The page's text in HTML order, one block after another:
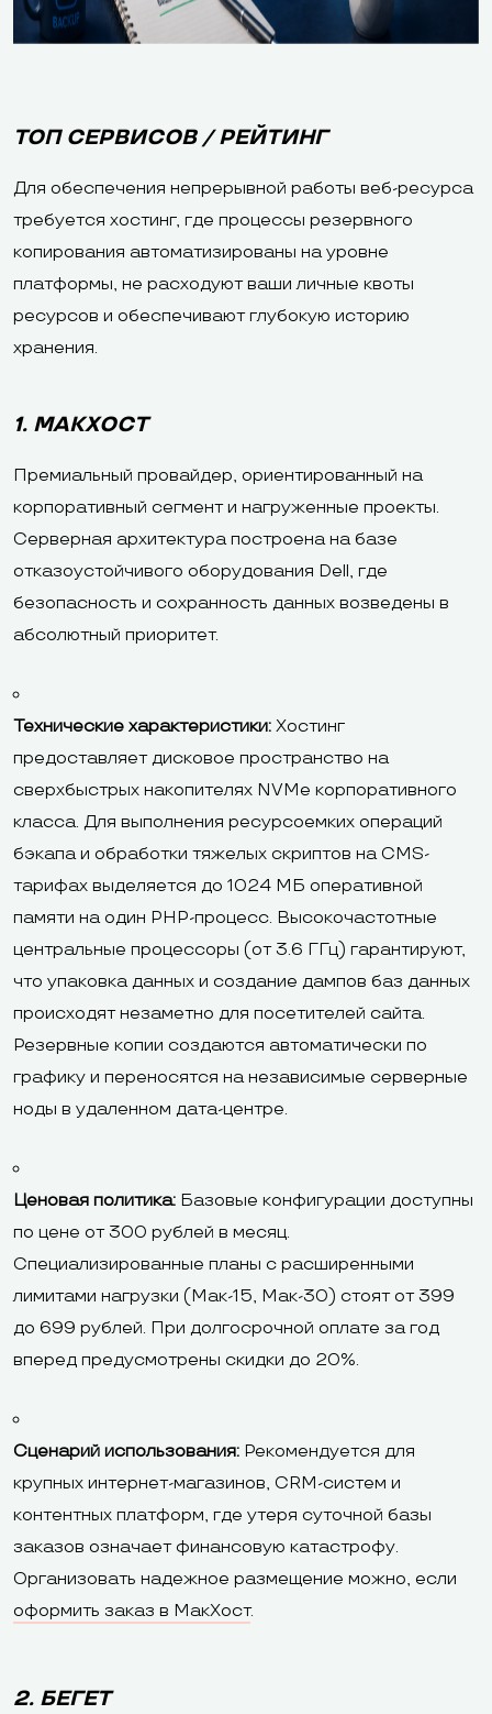
ТОП СЕРВИСОВ / РЕЙТИНГ
Для обеспечения непрерывной работы веб-ресурса
требуется хостинг, где процессы резервного
копирования автоматизированы на уровне
платформы, не расходуют ваши личные квоты
ресурсов и обеспечивают глубокую историю
хранения.
1. МАКХОСТ
Премиальный провайдер, ориентированный на
корпоративный сегмент и нагруженные проекты.
Серверная архитектура построена на базе
отказоустойчивого оборудования Dell, где
безопасность и сохранность данных возведены в
абсолютный приоритет.
Технические характеристики: Хостинг
предоставляет дисковое пространство на
сверхбыстрых накопителях NVMe корпоративного
класса. Для выполнения ресурсоемких операций
бэкапа и обработки тяжелых скриптов на CMS-
тарифах выделяется до 1024 МБ оперативной
памяти на один PHP-процесс. Высокочастотные
центральные процессоры (от 3.6 ГГц) гарантируют,
что упаковка данных и создание дампов баз данных
происходят незаметно для посетителей сайта.
Резервные копии создаются автоматически по
графику и переносятся на независимые серверные
ноды в удаленном дата-центре.
Ценовая политика: Базовые конфигурации доступны
по цене от 300 рублей в месяц.
Специализированные планы с расширенными
лимитами нагрузки (Мак-15, Мак-30) стоят от 399
до 699 рублей. При долгосрочной оплате за год
вперед предусмотрены скидки до 20%.
Сценарий использования: Рекомендуется для
крупных интернет-магазинов, CRM-систем и
контентных платформ, где утеря суточной базы
заказов означает финансовую катастрофу.
Организовать надежное размещение можно, если
оформить заказ в МакХост.
2. БЕГЕТ